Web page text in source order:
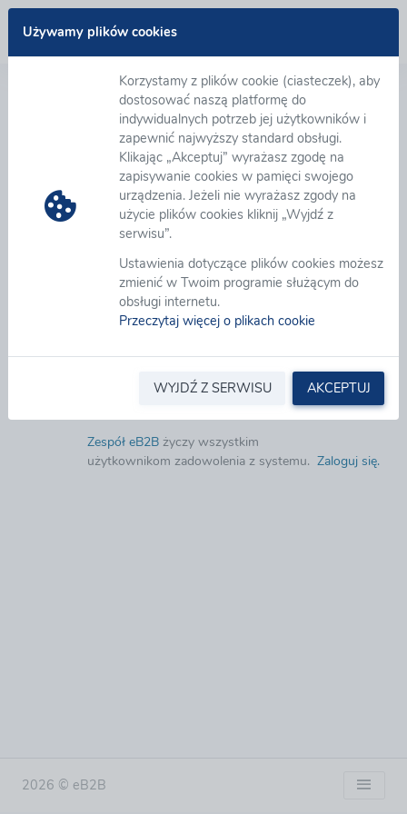
Używamy plików cookies
Korzystamy z plików cookie (ciasteczek), aby
dostosować naszą platformę do
indywidualnych potrzeb jej użytkowników i
zapewnić najwyższy standard obsługi.
Klikając „Akceptuj” wyrażasz zgodę na
zapisywanie cookies w pamięci swojego
urządzenia. Jeżeli nie wyrażasz zgody na
użycie plików cookies kliknij „Wyjdź z
serwisu”.
Ustawienia dotyczące plików cookies możesz
zmienić w Twoim programie służącym do
obsługi internetu.
Przeczytaj więcej o plikach cookie
WYJDŹ Z SERWISU AKCEPTUJ
Witamy na platformie zakupowej eB2B
Nowoczesna Platforma zakupowa eB2B wspomaga
zarządzanie procesami zakupowymi począwszy od
tworzenia wniosków zakupowych, ich akceptację,
organizację zapytań ofertowych, aukcji i licytacji
elektronicznych, zapewniając wymagane tryby
repozytorium umów można łatwo zarejestrować
podpisane umowy wraz z ich aneksami,
w module EOD zarządzamy obiegiem dokumentów,
możemy też akceptować i rozliczać wszystkie faktury
pozwala łatwo klasyfikować dostawców oraz
upraszcza zarządzanie dokumentami.Czytaj więcej...
Zespół eB2B życzy wszystkim
użytkownikom zadowolenia z systemu. Zaloguj się.
2026 © eB2B